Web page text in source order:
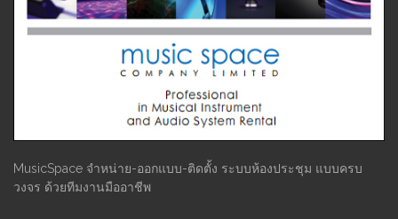
MusicSpace จำหน่าย-ออกแบบ-ติดตั้ง ระบบห้องประชุม แบบครบ
วงจร ด้วยทีมงานมืออาชีพ